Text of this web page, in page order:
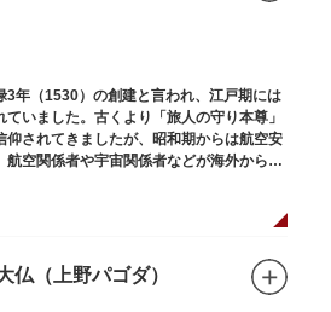
牀六尺の間」などを復元しており、明治の
ぶことができます。現在、一般のボランテ
れています。
3年（1530）の創建と言われ、江戸期には
いました。古くより「旅人の守り本尊」
仰されてきましたが、昭和期からは航空安
空関係者や宇宙関係者などが海外からも
仏（上野パゴダ）